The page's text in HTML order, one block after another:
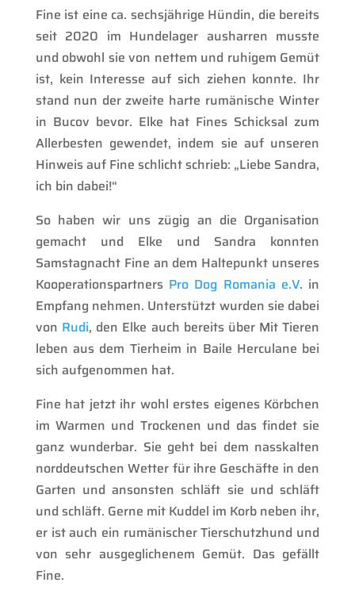
Fine ist eine ca. sechsjährige Hündin, die bereits
seit 2020 im Hundelager ausharren musste
und obwohl sie von nettem und ruhigem Gemüt
ist, kein Interesse auf sich ziehen konnte. Ihr
stand nun der zweite harte rumänische Winter
in Bucov bevor. Elke hat Fines Schicksal zum
Allerbesten gewendet, indem sie auf unseren
Hinweis auf Fine schlicht schrieb: „Liebe Sandra,
ich bin dabei!“
So haben wir uns zügig an die Organisation
gemacht und Elke und Sandra konnten
Samstagnacht Fine an dem Haltepunkt unseres
Kooperationspartners Pro Dog Romania e.V. in
Empfang nehmen. Unterstützt wurden sie dabei
von Rudi, den Elke auch bereits über Mit Tieren
leben aus dem Tierheim in Baile Herculane bei
sich aufgenommen hat.
Fine hat jetzt ihr wohl erstes eigenes Körbchen
im Warmen und Trockenen und das findet sie
ganz wunderbar. Sie geht bei dem nasskalten
norddeutschen Wetter für ihre Geschäfte in den
Garten und ansonsten schläft sie und schläft
und schläft. Gerne mit Kuddel im Korb neben ihr,
er ist auch ein rumänischer Tierschutzhund und
von sehr ausgeglichenem Gemüt. Das gefällt
Fine.